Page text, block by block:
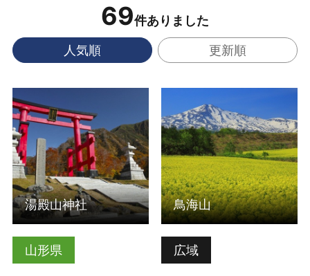
69件ありました
人気順 更新順
山形県
詳細はこちら
湯殿山神社
広域
鳥海山